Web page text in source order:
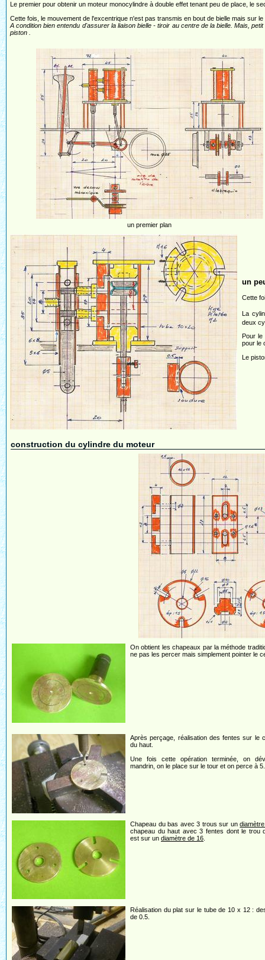
Le premier pour obtenir un moteur monocylindre à double effet tenant peu de place, le
Cette fois, le mouvement de l'excentrique n'est pas transmis en bout de bielle mais sur
A condition bien entendu d'assurer la liaison bielle - tiroir au centre de la bielle. Mais,
piston .
un premier plan
un
Cette
La
deux
Pour
pour le
Le
construction du cylindre du moteur
On obtient les chapeaux par la méthode
ne pas les percer mais simplement pointer le
Après perçage, réalisation des fentes sur le
du haut.
Une fois cette opération terminée, on
mandrin, on le place sur le tour et on perce à 5.
Chapeau du bas avec 3 trous sur un
chapeau du haut avec 3 fentes dont le trou
est sur un diamètre de 16
Réalisation du plat sur le tube de 10 x 12 :
de 0.5.